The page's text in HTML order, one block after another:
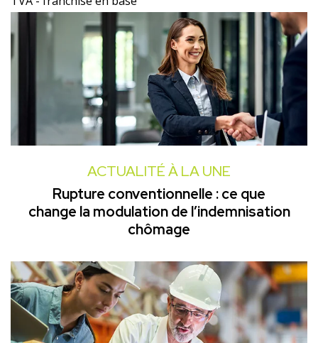
ACTUALITÉ À LA UNE
Rupture conventionnelle : ce que
change la modulation de l’indemnisation
chômage